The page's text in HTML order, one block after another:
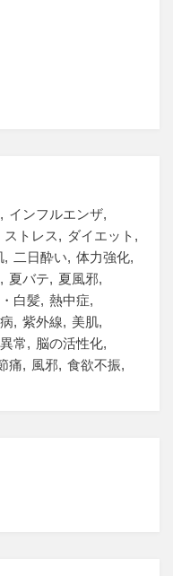
インフルエンザ
ストレス
ダイエット
二日酔い
体力強化
夏バテ
夏風邪
白髪 熱中症
紫外線
美肌
常
脳の活性化
痛 風邪 食欲不振